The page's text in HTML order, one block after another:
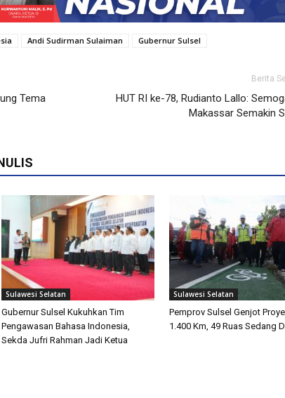
Andi Sudirman Sulaiman Gubernur Sulsel
Tema
Berita
HUT RI ke-78, Rudianto Lallo:
Makassar Semakin
Sulawesi Selatan
Gubernur Sulsel Kukuhkan Tim
Pengawasan Bahasa Indonesia,
Sekda Jufri Rahman Jadi Ketua
Sulawesi Selatan
Pemprov Sulsel Genjot
1.400 Km, 49 Ruas Sedang